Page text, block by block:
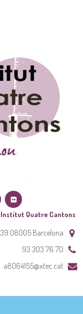
Institut Quatre Cantons
08005 Barcelona
93 303 76 70
a8064155@xtec.cat